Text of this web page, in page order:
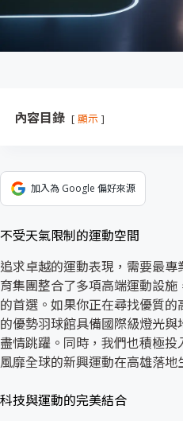
內容目錄 顯示
加入為 Google 偏好來源
不受天氣限制的運動空間
追求卓越的運動表現，需要最
育集團整合了多項高端運動設
的首選。如果你正在尋找優質
的優勢羽球館具備國際級燈光
盡情跳躍。同時，我們也積極
風靡全球的新興運動在高雄落地
科技與運動的完美結合